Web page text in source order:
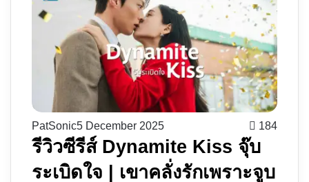
PatSonic5 December 2025 184
รีวิวซีรีส์ Dynamite Kiss จุ๊บ
ระเบิดใจ | เขาคลั่งรักเพราะจูบ